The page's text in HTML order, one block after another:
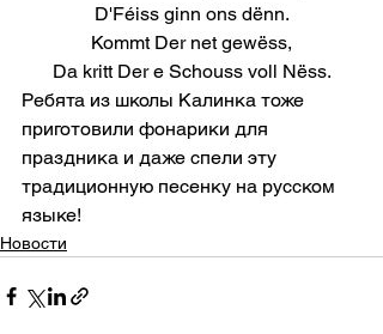
D'Féiss ginn ons dënn.
Kommt Der net gewëss,
Da kritt Der e Schouss voll Nëss.
Ребята из школы Калинка тоже
приготовили фонарики для
праздника и даже спели эту
традиционную песенку на русском
языке!
Новости